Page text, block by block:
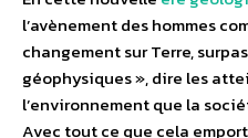
l’avènement des hommes
changement sur Terre,
géophysiques », dire les
l’environnement que la
Avec tout ce que cela